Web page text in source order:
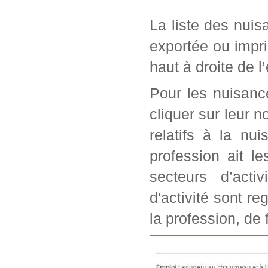
La liste des
exportée ou
haut à droite de
Pour les
cliquer sur leur
relatifs à la
profession ait
secteurs
d'activité sont
la profession, de